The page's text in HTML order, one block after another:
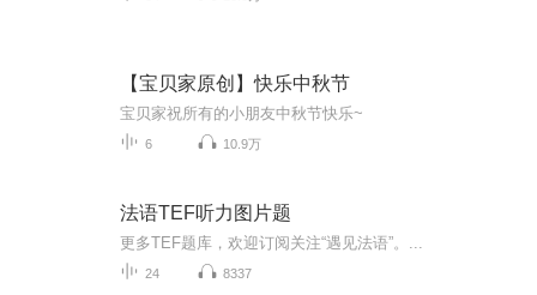
【宝贝家原创】快乐中秋节
宝贝家祝所有的小朋友中秋节快乐~
6 10.9万
法语TEF听力图片题
更多TEF题库，欢迎订阅关注“遇见法语”。...
24 8337